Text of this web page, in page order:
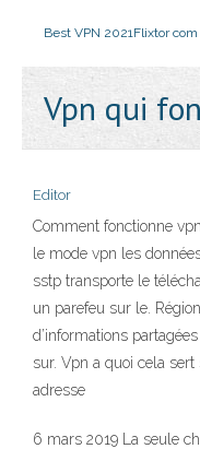
Best VPN 2021Flixtor com
Vpn qui
Editor
Comment fonctionne
le mode vpn les
sstp transporte le
un parefeu sur le.
d’informations
sur. Vpn a quoi cela
adresse
6 mars 2019 La seule